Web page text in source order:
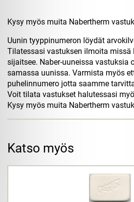
Kysy myös muita Nabertherm
Uunin tyyppinumeron löydät
Tilatessasi vastuksen ilmoita missä
sijaitsee. Naber-uuneissa vastuksia
samassa uunissa. Varmista myös
puhelinnumero jotta saamme
Voit tilata vastukset halutessasi
Kysy myös muita Nabertherm
Katso myös